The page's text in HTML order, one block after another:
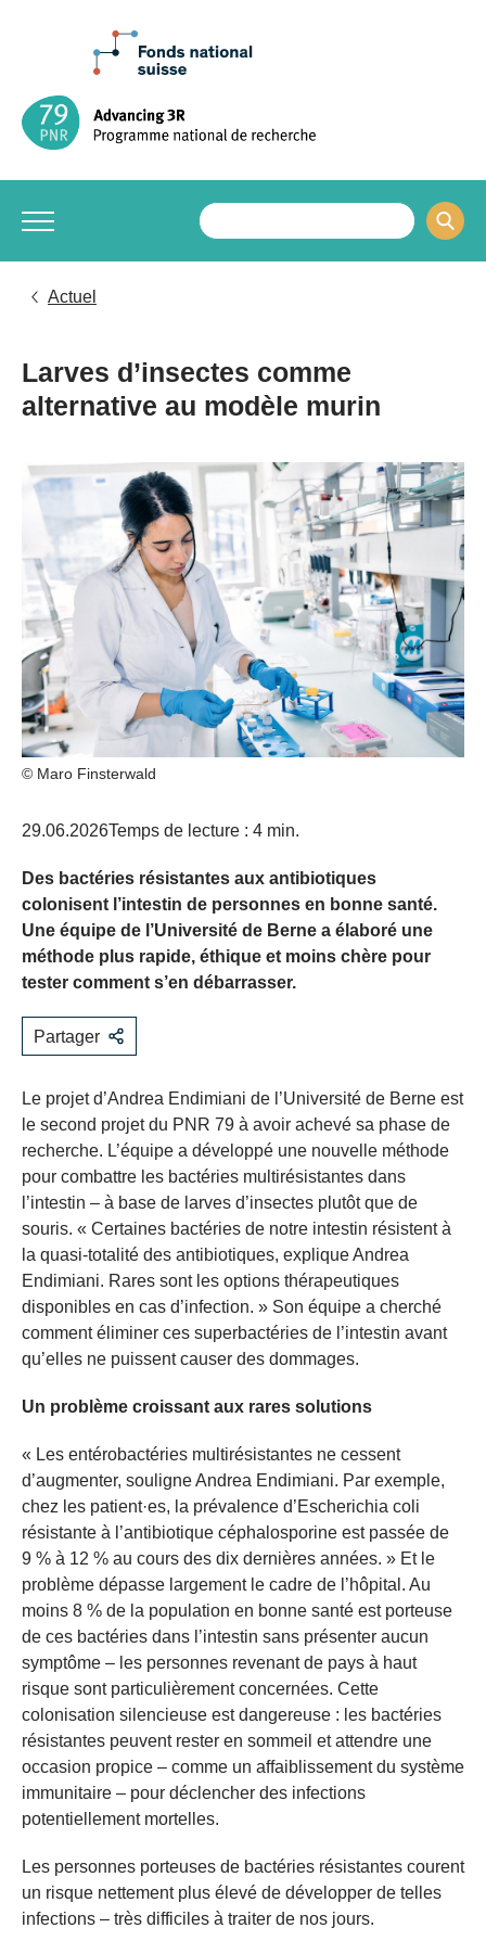
Actuel
Larves d’insectes comme
alternative au modèle murin
© Maro Finsterwald
29.06.2026Temps de lecture : 4 min.
Des bactéries résistantes aux antibiotiques
colonisent l’intestin de personnes en bonne santé.
Une équipe de l’Université de Berne a élaboré une
méthode plus rapide, éthique et moins chère pour
tester comment s’en débarrasser.
Partager
Le projet d’Andrea Endimiani de l’Université de Berne est
le second projet du PNR 79 à avoir achevé sa phase de
recherche. L’équipe a développé une nouvelle méthode
pour combattre les bactéries multirésistantes dans
l’intestin – à base de larves d’insectes plutôt que de
souris. « Certaines bactéries de notre intestin résistent à
la quasi-totalité des antibiotiques, explique Andrea
Endimiani. Rares sont les options thérapeutiques
disponibles en cas d’infection. » Son équipe a cherché
comment éliminer ces superbactéries de l’intestin avant
qu’elles ne puissent causer des dommages.
Un problème croissant aux rares solutions
« Les entérobactéries multirésistantes ne cessent
d’augmenter, souligne Andrea Endimiani. Par exemple,
chez les patient·es, la prévalence d’Escherichia coli
résistante à l’antibiotique céphalosporine est passée de
9 % à 12 % au cours des dix dernières années. » Et le
problème dépasse largement le cadre de l’hôpital. Au
moins 8 % de la population en bonne santé est porteuse
de ces bactéries dans l’intestin sans présenter aucun
symptôme – les personnes revenant de pays à haut
risque sont particulièrement concernées. Cette
colonisation silencieuse est dangereuse : les bactéries
résistantes peuvent rester en sommeil et attendre une
occasion propice – comme un affaiblissement du système
immunitaire – pour déclencher des infections
potentiellement mortelles.
Les personnes porteuses de bactéries résistantes courent
un risque nettement plus élevé de développer de telles
infections – très difficiles à traiter de nos jours.